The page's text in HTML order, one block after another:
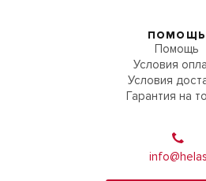
ПОМОЩЬ
Помощь
Условия
Условия
Гарантия на